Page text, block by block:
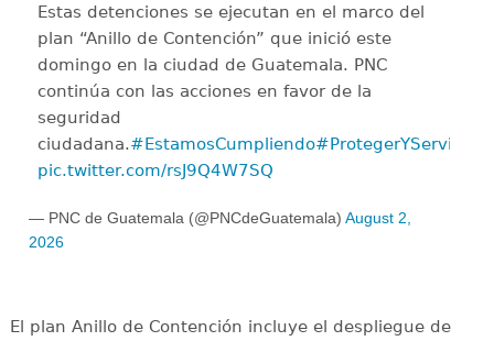
Estas detenciones se ejecutan en el marco del
plan “Anillo de Contención” que inició este
domingo en la ciudad de Guatemala. PNC
continúa con las acciones en favor de la
seguridad
ciudadana.#EstamosCumpliendo#ProtegerYServir
pic.twitter.com/rsJ9Q4W7SQ
— PNC de Guatemala (@PNCdeGuatemala) August 2,
2026
El plan Anillo de Contención incluye el despliegue de